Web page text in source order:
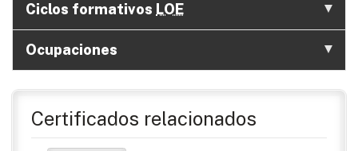
Ciclos formativos LOE
Ocupaciones
Certificados relacionados